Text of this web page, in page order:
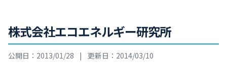
株式会社エコエネルギー研究所
公開日：2013/01/28 | 更新日：2014/03/10